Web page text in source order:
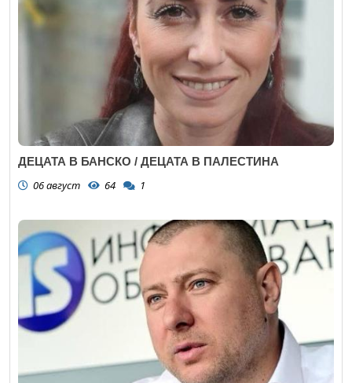
ДЕЦАТА В БАНСКО / ДЕЦАТА В ПАЛЕСТИНА
06 август 64 1